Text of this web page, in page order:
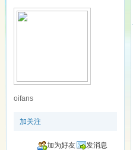
oifans
加关注
加为好友
发消息